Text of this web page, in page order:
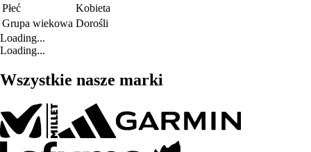
Płeć
Kobieta
Grupa wiekowa Dorośli
Loading...
Loading...
Wszystkie nasze marki